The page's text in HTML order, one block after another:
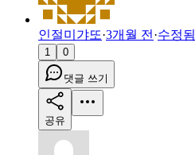
인절미갸또·3개월 전 ·수정됨
1 0
댓글 쓰기
공유